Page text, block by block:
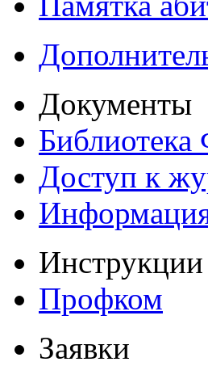
Документы
Доступ к
Инструкции
Профком
Заявки